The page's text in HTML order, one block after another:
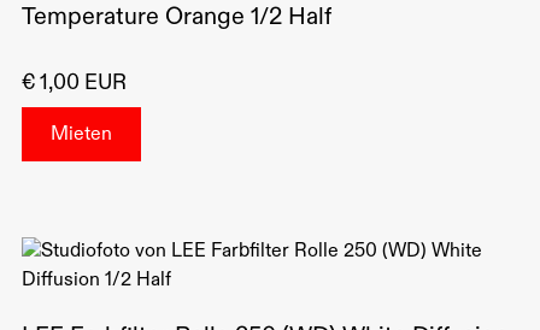
Temperature Orange 1/2 Half
€ 1,00 EUR